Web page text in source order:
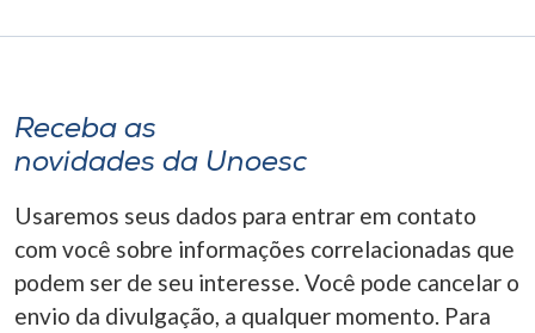
Store
Selecione
o idioma
Receba as
novidades da Unoesc
Usaremos seus dados para entrar em contato
com você sobre informações correlacionadas que
podem ser de seu interesse. Você pode cancelar o
envio da divulgação, a qualquer momento. Para